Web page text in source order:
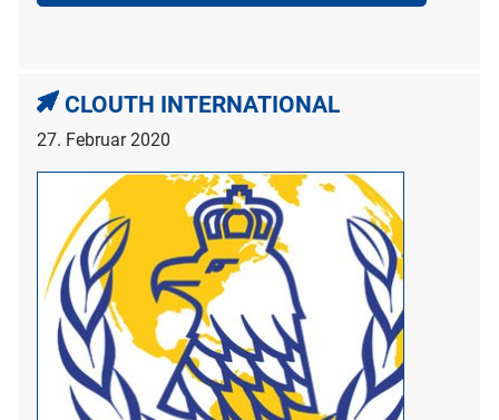
CLOUTH INTERNATIONAL
27. Februar 2020